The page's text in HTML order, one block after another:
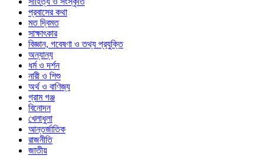
প্রবাসের কথা
মত দ্বিমত
সাক্ষাৎকার
বিজ্ঞান, গবেষণা ও তথ্য প্রযুক্তি
অন্যান্য
ধর্ম ও দর্শন
নারী ও শিশু
অর্থ ও বাণিজ্য
গ্রাম গঞ্জ
বিনোদন
খেলাধুলা
আন্তর্জাতিক
রাজনীতি
জাতীয়